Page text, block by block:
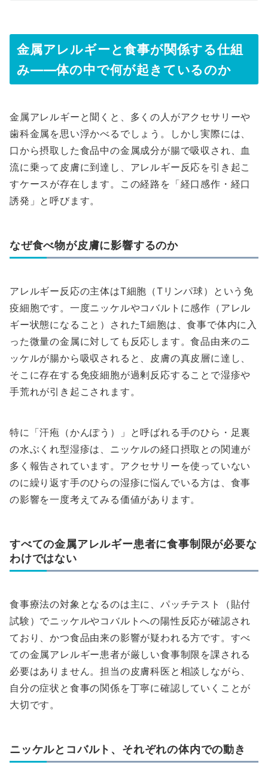
金属アレルギーと食事が関係する仕組
み――体の中で何が起きているのか
金属アレルギーと聞くと、多くの人がアクセサリーや
歯科金属を思い浮かべるでしょう。しかし実際には、
口から摂取した食品中の金属成分が腸で吸収され、血
流に乗って皮膚に到達し、アレルギー反応を引き起こ
すケースが存在します。この経路を「経口感作・経口
誘発」と呼びます。
なぜ食べ物が皮膚に影響するのか
アレルギー反応の主体はT細胞（Tリンパ球）という免
疫細胞です。一度ニッケルやコバルトに感作（アレル
ギー状態になること）されたT細胞は、食事で体内に入
った微量の金属に対しても反応します。食品由来のニ
ッケルが腸から吸収されると、皮膚の真皮層に達し、
そこに存在する免疫細胞が過剰反応することで湿疹や
手荒れが引き起こされます。
特に「汗疱（かんぽう）」と呼ばれる手のひら・足裏
の水ぶくれ型湿疹は、ニッケルの経口摂取との関連が
多く報告されています。アクセサリーを使っていない
のに繰り返す手のひらの湿疹に悩んでいる方は、食事
の影響を一度考えてみる価値があります。
すべての金属アレルギー患者に食事制限が必要な
わけではない
食事療法の対象となるのは主に、パッチテスト（貼付
試験）でニッケルやコバルトへの陽性反応が確認され
ており、かつ食品由来の影響が疑われる方です。すべ
ての金属アレルギー患者が厳しい食事制限を課される
必要はありません。担当の皮膚科医と相談しながら、
自分の症状と食事の関係を丁寧に確認していくことが
大切です。
ニッケルとコバルト、それぞれの体内での動き